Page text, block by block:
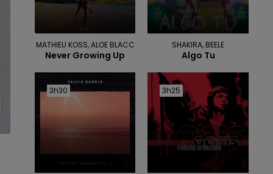
MATHIEU KOSS, ALOE BLACC
Never Growing Up
SHAKIRA, BEELE
Algo Tu
3h30
3h30 3h25
3h25